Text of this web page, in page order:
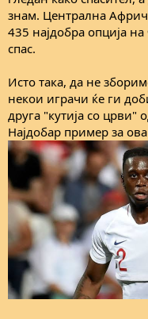
знам. Централна
435 најдобра опција
спас.
Исто така, да не
некои играчи ќе ги
друга "кутија со црви"
Најдобар пример за